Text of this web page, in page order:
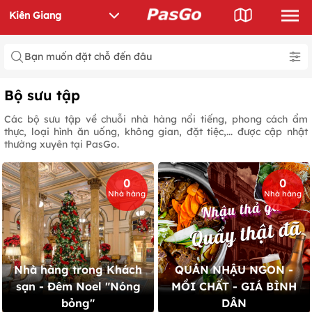
Bạn muốn đặt chỗ đến đâu
Bộ sưu tập
Các bộ sưu tập về chuỗi nhà hàng nổi tiếng, phong cách ẩm
thực, loại hình ăn uống, không gian, đặt tiệc,... được cập nhật
thường xuyên tại PasGo.
0
Nhà hàng
Nhà hàng trong Khách
sạn - Đêm Noel "Nóng
bỏng"
0
Nhà hàng
QUÁN NHẬU NGON -
MỒI CHẤT - GIÁ BÌNH
DÂN